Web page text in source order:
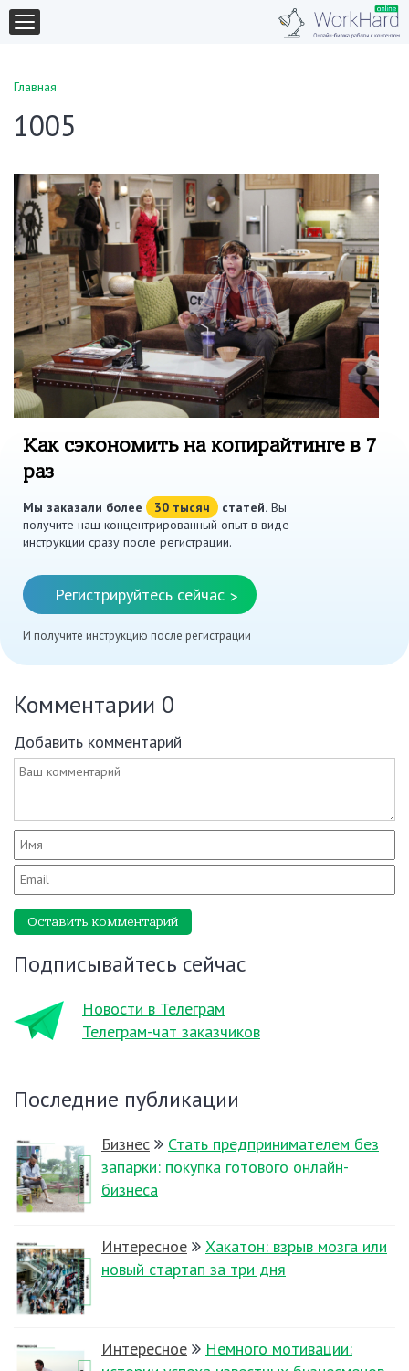
Главная
1005
Как сэкономить на копирайтинге в 7
раз
Мы заказали более 30 тысяч статей. Вы
получите наш концентрированный опыт в виде
инструкции сразу после регистрации.
Регистрируйтесь сейчас >
И получите инструкцию после регистрации
Комментарии 0
Добавить комментарий
Оставить комментарий
Подписывайтесь сейчас
Новости в Телеграм
Телеграм-чат заказчиков
Последние публикации
Бизнес
Стать предпринимателем без
запарки: покупка готового онлайн-
бизнеса
Интересное
Хакатон: взрыв мозга или
новый стартап за три дня
Интересное
Немного мотивации: